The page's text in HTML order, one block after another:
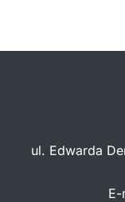
ul. Edwarda
E-